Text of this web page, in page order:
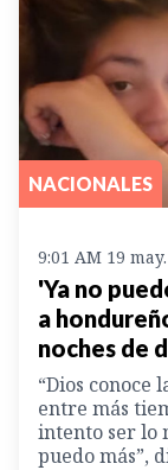
NACIONALES
9:01 AM 19
'Ya no
a
noches de
“Dios conoce
entre más
intento ser lo
puedo más”,